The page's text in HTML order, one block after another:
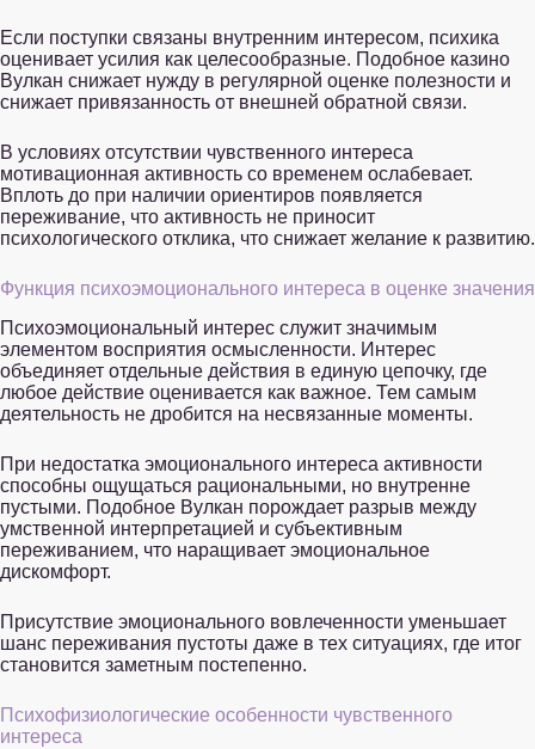
Если поступки связаны внутренним интересом, психика
оценивает усилия как целесообразные. Подобное казино
Вулкан снижает нужду в регулярной оценке полезности и
снижает привязанность от внешней обратной связи.
В условиях отсутствии чувственного интереса
мотивационная активность со временем ослабевает.
Вплоть до при наличии ориентиров появляется
переживание, что активность не приносит
психологического отклика, что снижает желание к развитию.
Функция психоэмоционального интереса в оценке значения
Психоэмоциональный интерес служит значимым
элементом восприятия осмысленности. Интерес
объединяет отдельные действия в единую цепочку, где
любое действие оценивается как важное. Тем самым
деятельность не дробится на несвязанные моменты.
При недостатка эмоционального интереса активности
способны ощущаться рациональными, но внутренне
пустыми. Подобное Вулкан порождает разрыв между
умственной интерпретацией и субъективным
переживанием, что наращивает эмоциональное
дискомфорт.
Присутствие эмоционального вовлеченности уменьшает
шанс переживания пустоты даже в тех ситуациях, где итог
становится заметным постепенно.
Психофизиологические особенности чувственного
интереса